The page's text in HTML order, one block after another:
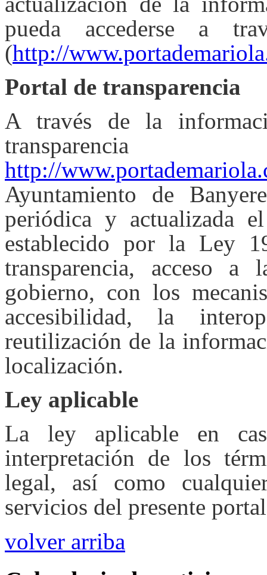
pueda accederse a
(http://
Portal de transparencia
A través de la
transparencia
http://
Ayuntamiento de
periódica y actualizada
establecido por la Ley
transparencia, acceso
gobierno, con los
accesibilidad, la
reutilización de la
localización.
Ley aplicable
La ley aplicable en
interpretación de los
legal, así como
servicios del presente
volver arriba